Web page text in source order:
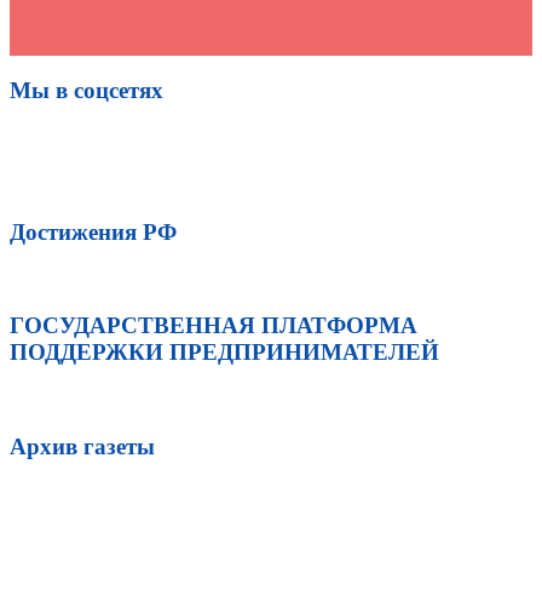
Мы в соцсетях
Достижения РФ
ГОСУДАРСТВЕННАЯ ПЛАТФОРМА
ПОДДЕРЖКИ ПРЕДПРИНИМАТЕЛЕЙ
Архив газеты